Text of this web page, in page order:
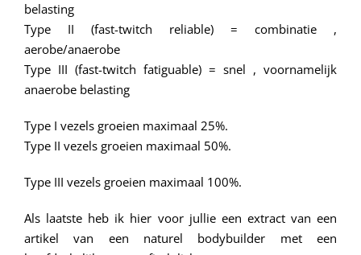
belasting
Type II (fast-twitch reliable) = combinatie ,
aerobe/anaerobe
Type III (fast-twitch fatiguable) = snel , voornamelijk
anaerobe belasting
Type I vezels groeien maximaal 25%.
Type II vezels groeien maximaal 50%.
Type III vezels groeien maximaal 100%.
Als laatste heb ik hier voor jullie een extract van een
artikel van een naturel bodybuilder met een